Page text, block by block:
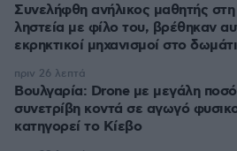
Συνελήφθη ανήλικος μαθητής
ληστεία με φίλο του, βρέθηκαν
εκρηκτικοί μηχανισμοί στο
Βουλγαρία: Drone με μεγάλη
συνετρίβη κοντά σε αγωγό
κατηγορεί το Κίεβο
πριν 26 λεπτά